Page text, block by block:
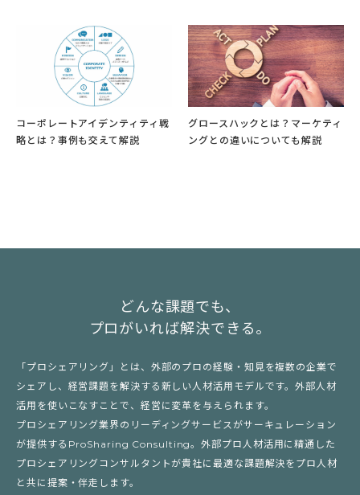
コーポレートアイデンティティ戦
略とは？事例も交えて解説
グロースハックとは？マーケティ
ングとの違いについても解説
どんな課題でも、
プロがいれば解決できる。
「プロシェアリング」とは、外部のプロの経験・知見を複数の企業で
シェアし、経営課題を解決する新しい人材活用モデルです。外部人材
活用を使いこなすことで、経営に変革を与えられます。
プロシェアリング業界のリーディングサービスがサーキュレーション
が提供するProSharing Consulting。外部プロ人材活用に精通した
プロシェアリングコンサルタントが貴社に最適な課題解決をプロ人材
と共に提案・伴走します。